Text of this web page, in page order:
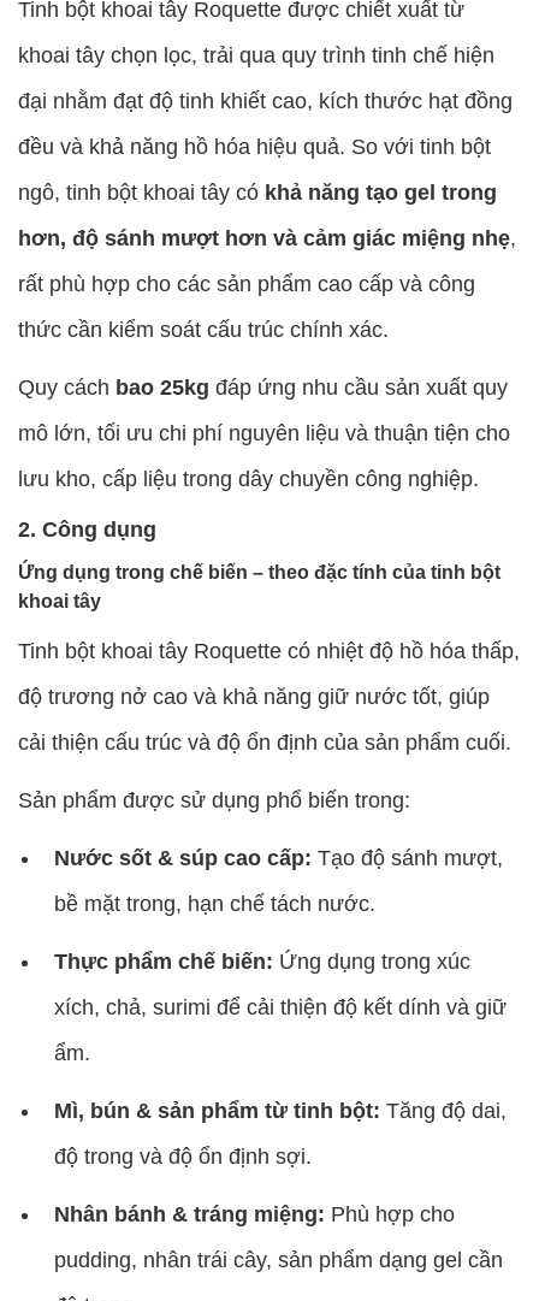
Tinh bột khoai tây Roquette được chiết xuất từ
khoai tây chọn lọc, trải qua quy trình tinh chế hiện
đại nhằm đạt độ tinh khiết cao, kích thước hạt đồng
đều và khả năng hồ hóa hiệu quả. So với tinh bột
ngô, tinh bột khoai tây có khả năng tạo gel trong
hơn, độ sánh mượt hơn và cảm giác miệng nhẹ,
rất phù hợp cho các sản phẩm cao cấp và công
thức cần kiểm soát cấu trúc chính xác.
Quy cách bao 25kg đáp ứng nhu cầu sản xuất quy
mô lớn, tối ưu chi phí nguyên liệu và thuận tiện cho
lưu kho, cấp liệu trong dây chuyền công nghiệp.
2. Công dụng
Ứng dụng trong chế biến – theo đặc tính của tinh bột
khoai tây
Tinh bột khoai tây Roquette có nhiệt độ hồ hóa thấp,
độ trương nở cao và khả năng giữ nước tốt, giúp
cải thiện cấu trúc và độ ổn định của sản phẩm cuối.
Sản phẩm được sử dụng phổ biến trong:
Nước sốt & súp cao cấp: Tạo độ sánh mượt,
bề mặt trong, hạn chế tách nước.
Thực phẩm chế biến: Ứng dụng trong xúc
xích, chả, surimi để cải thiện độ kết dính và giữ
ẩm.
Mì, bún & sản phẩm từ tinh bột: Tăng độ dai,
độ trong và độ ổn định sợi.
Nhân bánh & tráng miệng: Phù hợp cho
pudding, nhân trái cây, sản phẩm dạng gel cần